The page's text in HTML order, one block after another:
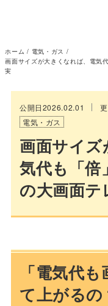
ホーム / 電気・ガス /
画面サイズが大きくなれば、電気
実
公開日2026.02.01
電気・ガス
画面サイ
気代も「倍
の大画面
「電気代
て上がるの